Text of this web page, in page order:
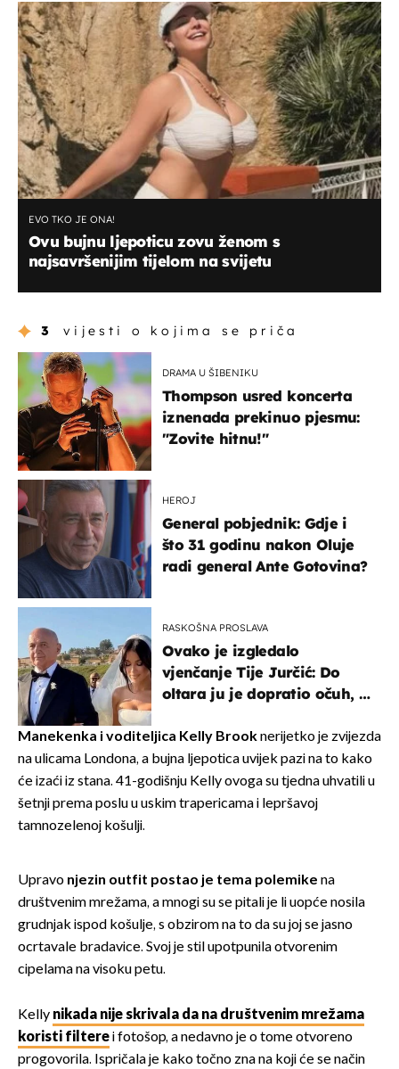
EVO TKO JE ONA!
Ovu bujnu ljepoticu zovu ženom s
najsavršenijim tijelom na svijetu
3 vijesti o kojima se priča
DRAMA U ŠIBENIKU
Thompson usred koncerta
iznenada prekinuo pjesmu:
"Zovite hitnu!"
HEROJ
General pobjednik: Gdje i
što 31 godinu nakon Oluje
radi general Ante Gotovina?
RASKOŠNA PROSLAVA
Ovako je izgledalo
vjenčanje Tije Jurčić: Do
oltara ju je dopratio očuh, a
Manekenka i voditeljica Kelly Brooknerijetko je zvijezda
na ulicama Londona, a bujna ljepotica uvijek pazi na to kako
će izaći iz stana. 41-godišnju Kelly ovoga su tjedna uhvatili u
šetnji prema poslu u uskim trapericama i lepršavoj
tamnozelenoj košulji.
Upravo njezin outfit postao je tema polemike na
društvenim mrežama, a mnogi su se pitali je li uopće nosila
grudnjak ispod košulje, s obzirom na to da su joj se jasno
ocrtavale bradavice. Svoj je stil upotpunila otvorenim
cipelama na visoku petu.
Kelly nikada nije skrivala da na društvenim mrežama
koristi filterei fotošop, a nedavno je o tome otvoreno
progovorila. Ispričala je kako točno zna na koji će se način